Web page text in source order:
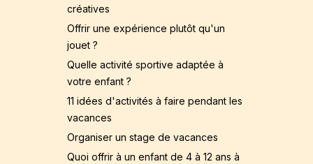
créatives
Offrir une expérience plutôt qu'un
jouet ?
Quelle activité sportive adaptée à
votre enfant ?
11 idées d'activités à faire pendant les
vacances
Organiser un stage de vacances
Quoi offrir à un enfant de 4 à 12 ans à